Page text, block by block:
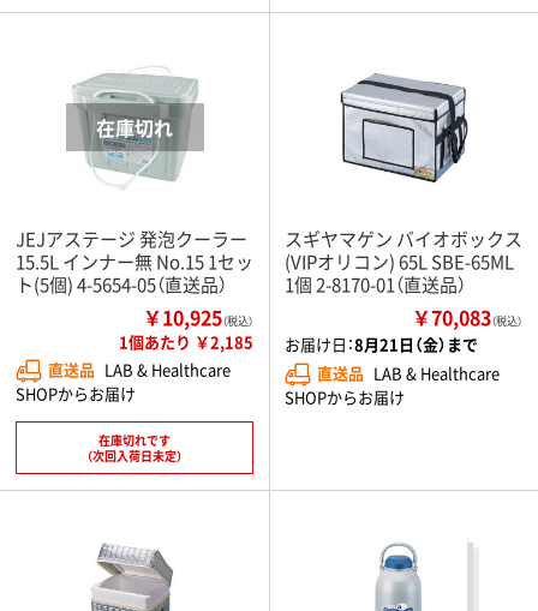
JEJアステージ 発泡クーラー
15.5L インナー無 No.15 1セッ
ト(5個) 4-5654-05（直送品）
￥10,925（税込）
1個あたり ￥2,185
直送品 LAB & Healthcare
SHOPからお届け
在庫切れです
（次回入荷日未定）
スギヤマゲン バイオボックス
(VIPオリコン) 65L SBE-65ML
1個 2-8170-01（直送品）
￥70,083（税込）
お届け日：8月21日（金）まで
直送品 LAB & Healthcare
SHOPからお届け